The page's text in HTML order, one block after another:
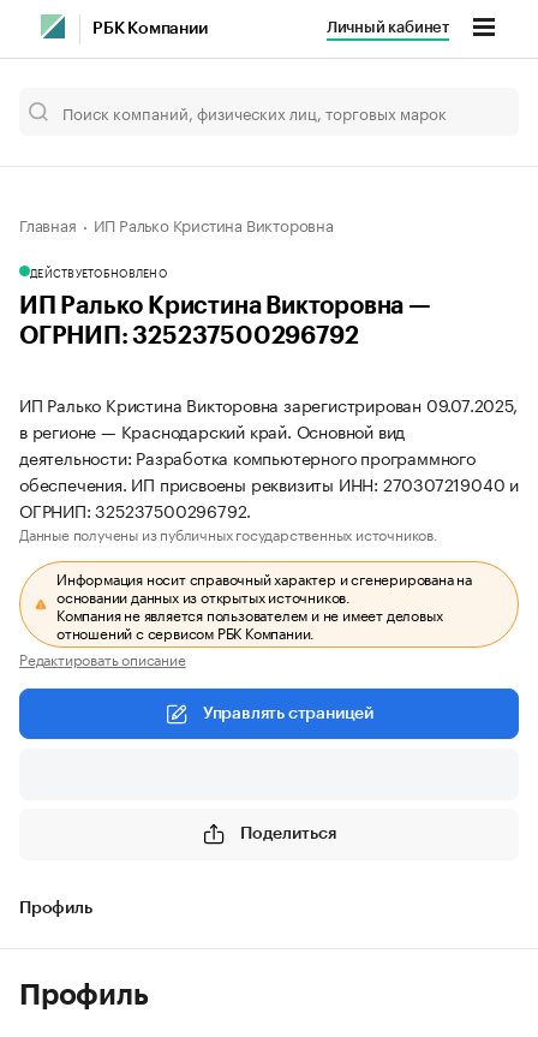
РБК Компании Личный кабинет
Главная ИП Ралько Кристина Викторовна
ДЕЙСТВУЕТОБНОВЛЕНО
ИП Ралько Кристина Викторовна —
ОГРНИП: 325237500296792
ИП Ралько Кристина Викторовна зарегистрирован 09.07.2025,
в регионе — Краснодарский край. Основной вид
деятельности: Разработка компьютерного программного
обеспечения. ИП присвоены реквизиты ИНН: 270307219040 и
ОГРНИП: 325237500296792.
Данные получены из публичных государственных источников.
Информация носит справочный характер и сгенерирована на
основании данных из открытых источников.
Компания не является пользователем и не имеет деловых
отношений с сервисом РБК Компании.
Редактировать описание
Управлять страницей
Поделиться
Профиль
Профиль